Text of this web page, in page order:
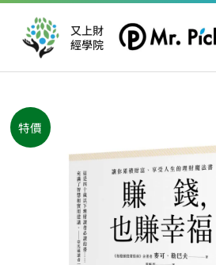
要
又上財
經學院
特價
價
格：
NT$360。
前
價
格：
NT$284。
賺
錢，